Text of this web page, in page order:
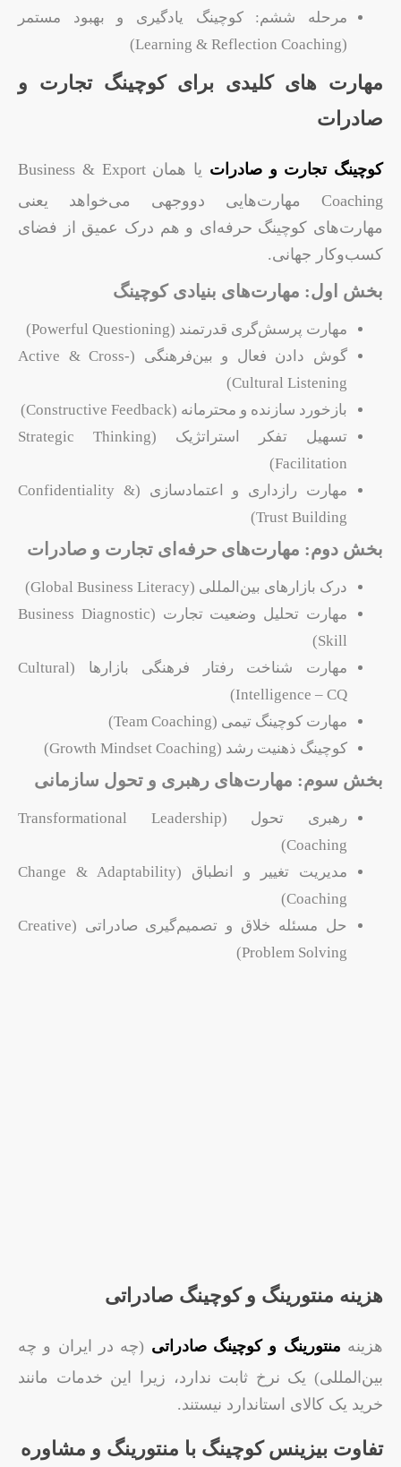
مرحله ششم: کوچینگ یادگیری و بهبود مستمر
(Learning & Reflection Coaching)
مهارت‌ های کلیدی برای کوچینگ تجارت و
صادرات
کوچینگ تجارت و صادرات
یا همان Business & Export
Coaching مهارت‌هایی دووجهی می‌خواهد یعنی
مهارت‌های کوچینگ حرفه‌ای و هم درک عمیق از فضای
کسب‌وکار جهانی.
بخش اول: مهارت‌های بنیادی کوچینگ
مهارت پرسش‌گری قدرتمند (Powerful Questioning)
گوش دادن فعال و بین‌فرهنگی (Active & Cross-
Cultural Listening)
بازخورد سازنده و محترمانه (Constructive Feedback)
تسهیل تفکر استراتژیک (Strategic Thinking
Facilitation)
مهارت رازداری و اعتمادسازی (Confidentiality &
Trust Building)
بخش دوم: مهارت‌های حرفه‌ای تجارت و صادرات
درک بازارهای بین‌المللی (Global Business Literacy)
مهارت تحلیل وضعیت تجارت (Business Diagnostic
Skill)
مهارت شناخت رفتار فرهنگی بازارها (Cultural
Intelligence – CQ)
مهارت کوچینگ تیمی (Team Coaching)
کوچینگ ذهنیت رشد (Growth Mindset Coaching)
بخش سوم: مهارت‌های رهبری و تحول سازمانی
رهبری تحول (Transformational Leadership
Coaching)
مدیریت تغییر و انطباق (Change & Adaptability
Coaching)
حل مسئله خلاق و تصمیم‌گیری صادراتی (Creative
Problem Solving)
هزینه منتورینگ و کوچینگ صادراتی
هزینه منتورینگ و کوچینگ صادراتی (چه در ایران و چه
بین‌المللی) یک نرخ ثابت ندارد، زیرا این خدمات مانند
خرید یک کالای استاندارد نیستند.
تفاوت بیزینس کوچینگ با منتورینگ و مشاوره